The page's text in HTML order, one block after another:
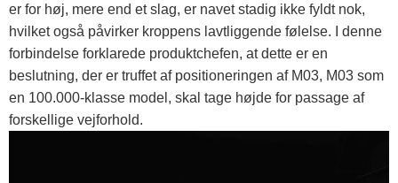
er for høj, mere end et slag, er navet stadig ikke fyldt nok,
hvilket også påvirker kroppens lavtliggende følelse. I denne
forbindelse forklarede produktchefen, at dette er en
beslutning, der er truffet af positioneringen af ​​M03, M03 som
en 100.000-klasse model, skal tage højde for passage af
forskellige vejforhold.